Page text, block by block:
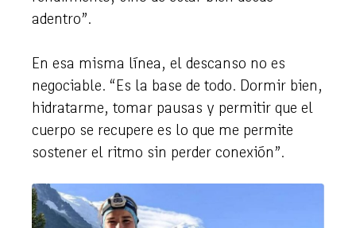
adentro”.
En esa misma línea, el descanso no es
negociable. “Es la base de todo. Dormir bien,
hidratarme, tomar pausas y permitir que el
cuerpo se recupere es lo que me permite
sostener el ritmo sin perder conexión”.